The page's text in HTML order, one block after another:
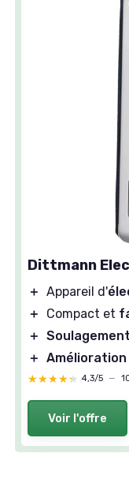
Dittmann
＋ Appareil d'
＋
Compact et
＋
＋
★★★★★
★★★★★ 4,3/5 —
Voir l'offre